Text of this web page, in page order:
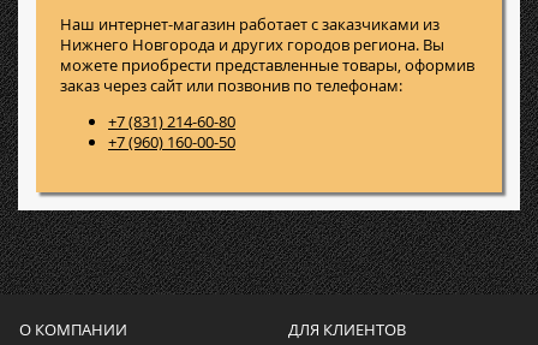
Наш интернет-магазин работает с заказчиками из
Нижнего Новгорода и других городов региона. Вы
можете приобрести представленные товары, оформив
заказ через сайт или позвонив по телефонам:
+7 (831) 214-60-80
+7 (960) 160-00-50
О КОМПАНИИ ДЛЯ КЛИЕНТОВ